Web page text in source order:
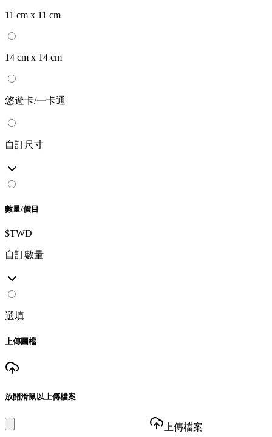
11 cm x 11 cm
14 cm x 14 cm
悠遊卡/一卡通
自訂尺寸
數量/價目
$TWD
自訂數量
選填
上傳圖檔
放開滑鼠以上傳檔案
上傳檔案